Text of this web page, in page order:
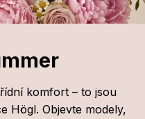
komfort – to jsou
Högl. Objevte modely,